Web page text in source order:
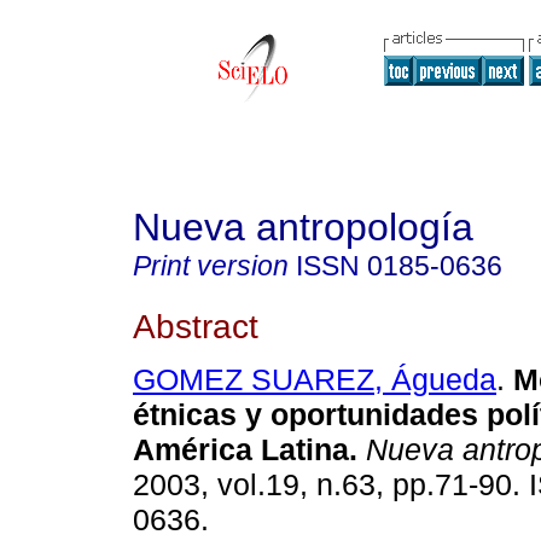
Nueva antropología
Print version ISSN 0185-0636
Abstract
GOMEZ SUAREZ, Águeda.
étnicas y oportunidades
América Latina. Nueva
2003, vol.19, n.63, pp.71-90.
0636.